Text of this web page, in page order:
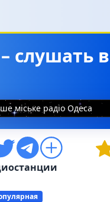
слушать
міське радіо Одеса